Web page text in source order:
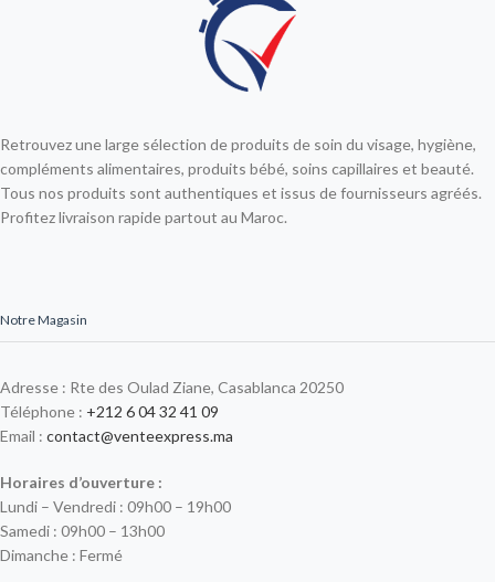
Retrouvez une large sélection de produits de soin du visage, hygiène,
compléments alimentaires, produits bébé, soins capillaires et beauté.
Tous nos produits sont authentiques et issus de fournisseurs agréés.
Profitez livraison rapide partout au Maroc.
Notre Magasin
Adresse : Rte des Oulad Ziane, Casablanca 20250
Téléphone : +212 6 04 32 41 09
Email : contact@venteexpress.ma
Horaires d’ouverture :
Lundi – Vendredi : 09h00 – 19h00
Samedi : 09h00 – 13h00
Dimanche : Fermé